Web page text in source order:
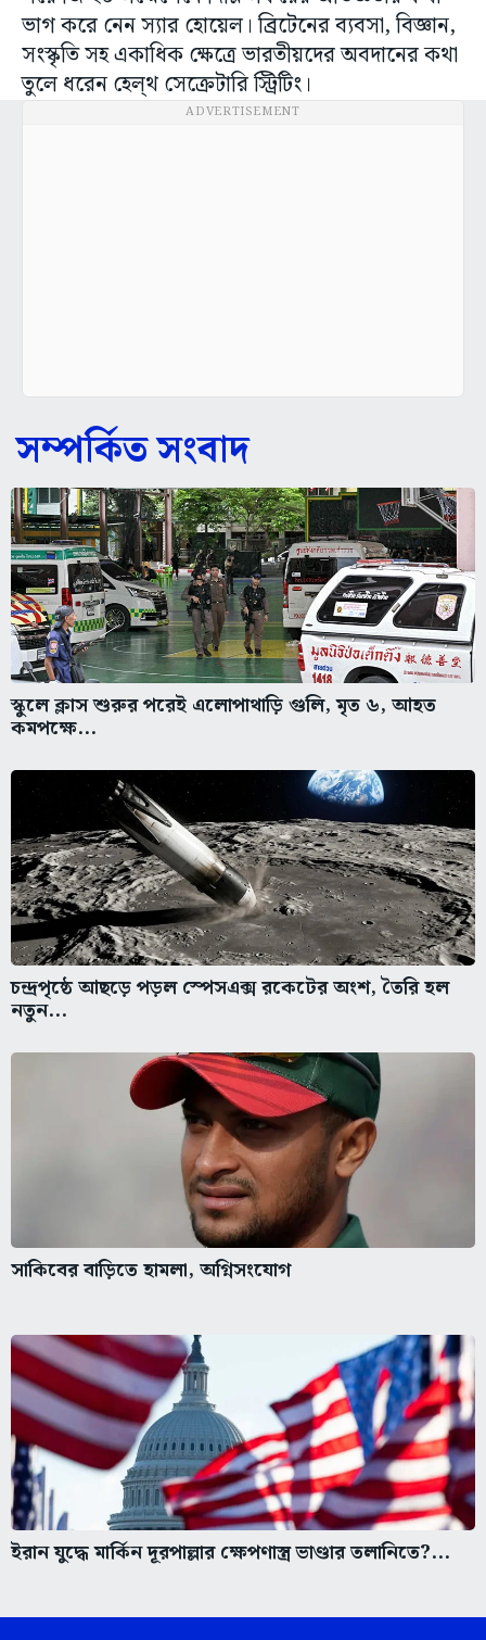
ভাগ করে নেন স্যার হোয়েল। ব্রিটেনের ব্যবসা, বিজ্ঞান,
সংস্কৃতি সহ একাধিক ক্ষেত্রে ভারতীয়দের অবদানের কথা
তুলে ধরেন হেল্থ সেক্রেটারি স্ট্রিটিং।
ADVERTISEMENT
সম্পর্কিত সংবাদ
স্কুলে ক্লাস শুরুর পরেই এলোপাথাড়ি গুলি, মৃত ৬, আহত
কমপক্ষে...
চন্দ্রপৃষ্ঠে আছড়ে পড়ল স্পেসএক্স রকেটের অংশ, তৈরি হল
নতুন...
সাকিবের বাড়িতে হামলা, অগ্নিসংযোগ
ইরান যুদ্ধে মার্কিন দূরপাল্লার ক্ষেপণাস্ত্র ভাণ্ডার তলানিতে?...